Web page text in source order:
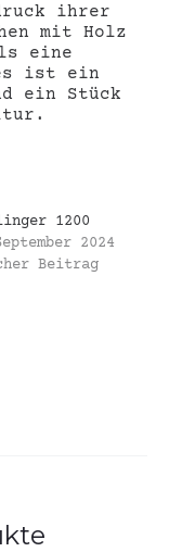
ihrer
mit Holz
eine
es ist ein
ein Stück
1200
2024
Beitrag